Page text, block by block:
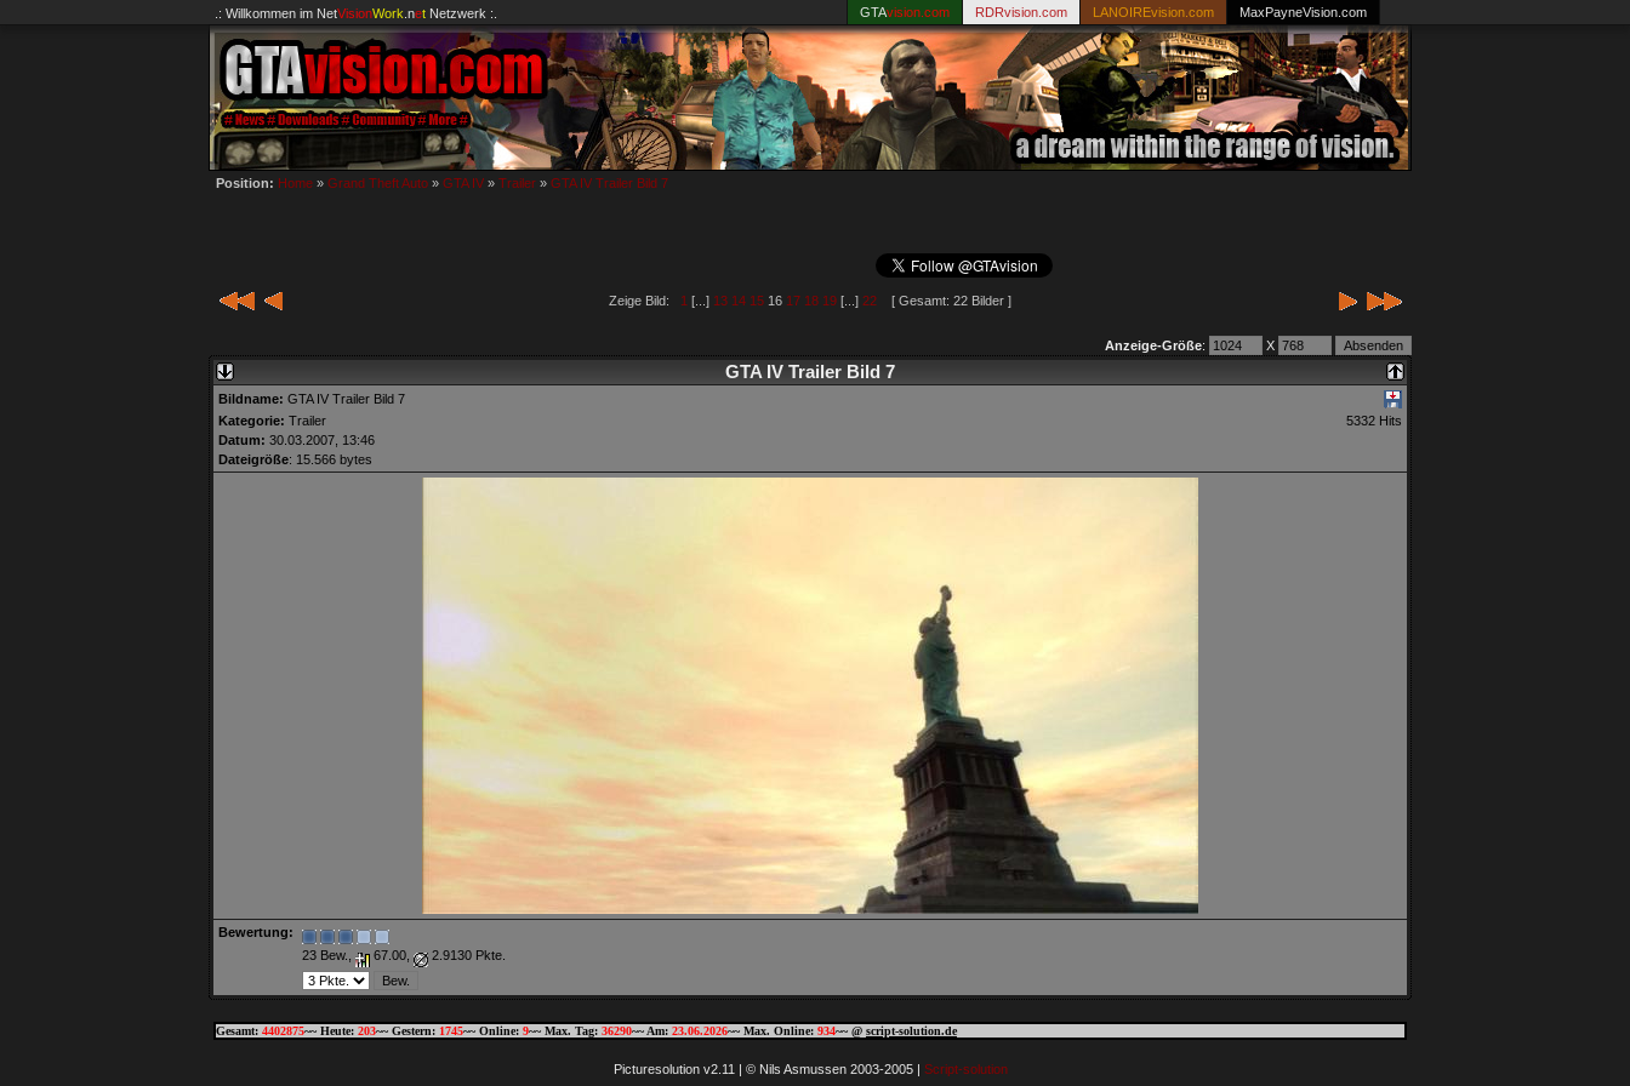
.: Willkommen im NetVisionWork .net Netzwerk :. GTAvision.com RDRvision.com LANOIREvision.com MaxPayneVision.com
Position: Home » Grand Theft Auto » GTA IV » Trailer » GTA IV Trailer Bild 7
Zeige Bild: 1 [...] 13 14 15 16 17 18 19 [...] 22 [ Gesamt: 22 Bilder ]
Anzeige-Größe: X
GTA IV Trailer Bild 7
Bildname: GTA IV Trailer Bild 7
Kategorie: Trailer
5332 Hits
Datum: 30.03.2007, 13:46
Dateigröße: 15.566 bytes
Bewertung:
23 Bew.,
67.00, 2.9130 Pkte.
Gesamt: 4402875~~ Heute: 203~~ Gestern: 1745~~ Online: 9~~ Max. Tag: 36290~~ Am: 23.06.2026~~ Max. Online: 934~~ @ script-solution.de
Picturesolution v2.11 | © Nils Asmussen 2003-2005 | Script-solution